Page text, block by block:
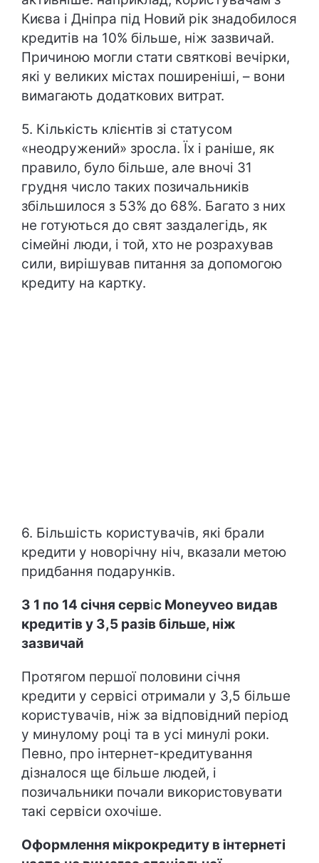
Києва і Дніпра під Новий рік знадобилося
кредитів на 10% більше, ніж зазвичай.
Причиною могли стати святкові вечірки,
які у великих містах поширеніші, – вони
вимагають додаткових витрат.
5. Кількість клієнтів зі статусом
«неодружений» зросла. Їх і раніше, як
правило, було більше, але вночі 31
грудня число таких позичальників
збільшилося з 53% до 68%. Багато з них
не готуються до свят заздалегідь, як
сімейні люди, і той, хто не розрахував
сили, вирішував питання за допомогою
кредиту на картку.
6. Більшість користувачів, які брали
кредити у новорічну ніч, вказали метою
придбання подарунків.
З 1 по 14 січня сервіс Moneyveo видав
кредитів у 3,5 разів більше, ніж
зазвичай
Протягом першої половини січня
кредити у сервісі отримали у 3,5 більше
користувачів, ніж за відповідний період
у минулому році та в усі минулі роки.
Певно, про інтернет-кредитування
дізналося ще більше людей, і
позичальники почали використовувати
такі сервіси охочіше.
Оформлення мікрокредиту в інтернеті